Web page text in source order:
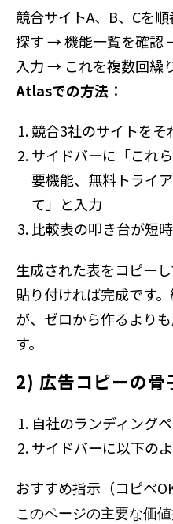
競合サイトA、B、Cを
探す → 機能一覧を確認
入力 → これを複数回繰
Atlasでの方法 ：
競合3社のサイトをそ
サイドバーに「これ
要機能、無料トライ
て」と入力
比較表の叩き台が短
生成された表をコピー
貼り付ければ完成です
が、ゼロから作るより
す。
2) 広告コピーの骨
自社のランディング
サイドバーに以下の
おすすめ指示（コピペOK
このページの主要な価